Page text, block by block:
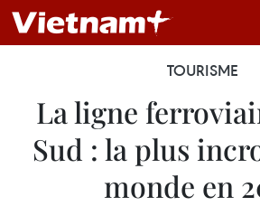
TOURISME
La ligne
Sud : la plus
monde en